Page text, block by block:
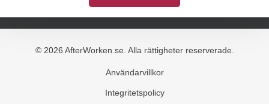
Annonsera hos oss
Advertise with us